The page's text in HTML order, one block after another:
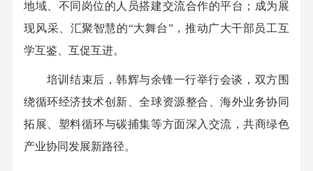
地域、不同岗位的人员搭建交流合作的平台；成为展
现风采、汇聚智慧的“大舞台”，推动广大干部员工互
学互鉴、互促互进。
培训结束后，韩辉与余锋一行举行会谈，双方围
绕循环经济技术创新、全球资源整合、海外业务协同
拓展、塑料循环与碳捕集等方面深入交流，共商绿色
产业协同发展新路径。